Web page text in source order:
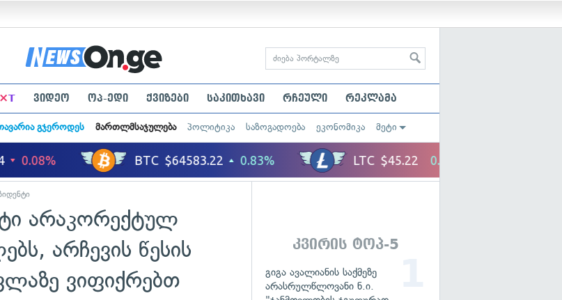
T ვიდეო ოპ-ედი ქვიზები საკითხავი რჩეული რეკლამა
გჯეროდეს მართლმსაჯულება პოლიტიკა საზოგადოება ეკონომიკა მეტი
არაკორექტულ
არჩევის წესის
ვიფიქრებთ
კვირის ტოპ-5
გიგა ავალიანის საქმეზე
არასრულწლოვანი ნ.ი.